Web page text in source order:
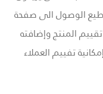
الوصول الى صفحة
المنتج وإضافته
تفييم العملاء